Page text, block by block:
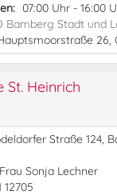
07:00 Uhr - 16:00
Bamberg Stadt und
26,
St. Heinrich
Straße 124,
Frau Sonja Lechner
12705